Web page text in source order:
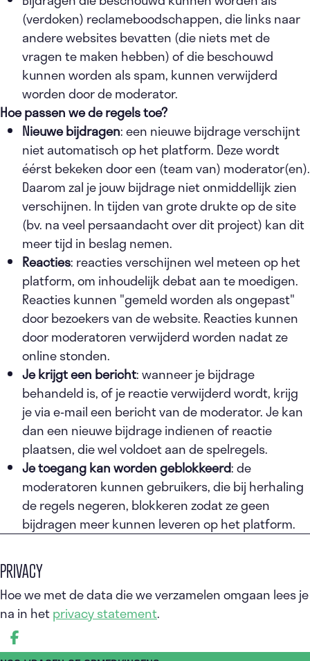
(verdoken) reclameboodschappen, die links naar
andere websites bevatten (die niets met de
vragen te maken hebben) of die beschouwd
kunnen worden als spam, kunnen verwijderd
worden door de moderator.
Hoe passen we de regels toe?
Nieuwe bijdragen: een nieuwe bijdrage verschijnt
niet automatisch op het platform. Deze wordt
éérst bekeken door een (team van) moderator(en).
Daarom zal je jouw bijdrage niet onmiddellijk zien
verschijnen. In tijden van grote drukte op de site
(bv. na veel persaandacht over dit project) kan dit
meer tijd in beslag nemen.
Reacties: reacties verschijnen wel meteen op het
platform, om inhoudelijk debat aan te moedigen.
Reacties kunnen "gemeld worden als ongepast"
door bezoekers van de website. Reacties kunnen
door moderatoren verwijderd worden nadat ze
online stonden.
Je krijgt een bericht: wanneer je bijdrage
behandeld is, of je reactie verwijderd wordt, krijg
je via e-mail een bericht van de moderator. Je kan
dan een nieuwe bijdrage indienen of reactie
plaatsen, die wel voldoet aan de spelregels.
Je toegang kan worden geblokkeerd: de
moderatoren kunnen gebruikers, die bij herhaling
de regels negeren, blokkeren zodat ze geen
bijdragen meer kunnen leveren op het platform.
PRIVACY
Hoe we met de data die we verzamelen omgaan lees je
na in hetprivacy statement.
DEEL OP FACEBOOK